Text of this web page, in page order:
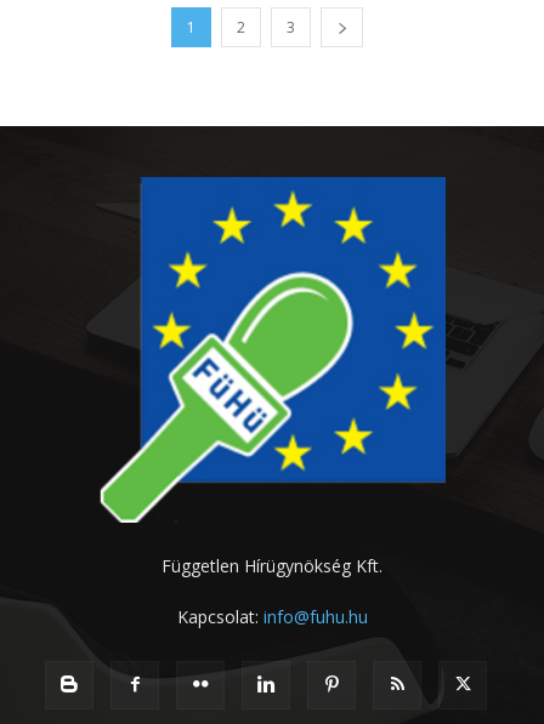
1 2 3
Független Hírügynökség Kft.
Kapcsolat: info@fuhu.hu